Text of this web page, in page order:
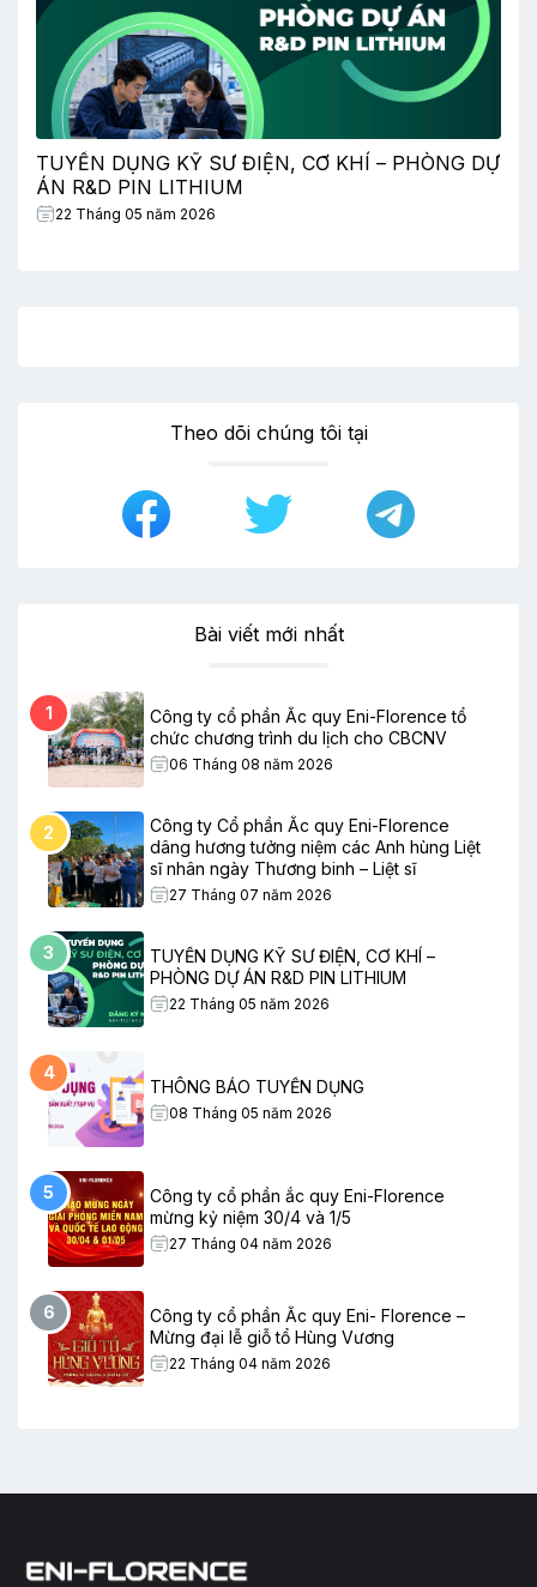
TUYỂN DỤNG KỸ SƯ ĐIỆN, CƠ KHÍ – PHÒNG DỰ
ÁN R&D PIN LITHIUM
22 Tháng 05 năm 2026
Theo dõi chúng tôi tại
Bài viết mới nhất
1
Công ty cổ phần Ắc quy Eni-Florence tổ
chức chương trình du lịch cho CBCNV
06 Tháng 08 năm 2026
2
Công ty Cổ phần Ắc quy Eni-Florence
dâng hương tưởng niệm các Anh hùng Liệt
sĩ nhân ngày Thương binh – Liệt sĩ
27 Tháng 07 năm 2026
3
TUYỂN DỤNG KỸ SƯ ĐIỆN, CƠ KHÍ –
PHÒNG DỰ ÁN R&D PIN LITHIUM
22 Tháng 05 năm 2026
4
THÔNG BÁO TUYỂN DỤNG
08 Tháng 05 năm 2026
5
Công ty cổ phần ắc quy Eni-Florence
mừng kỷ niệm 30/4 và 1/5
27 Tháng 04 năm 2026
6
Công ty cổ phần Ắc quy Eni- Florence –
Mừng đại lễ giỗ tổ Hùng Vương
22 Tháng 04 năm 2026